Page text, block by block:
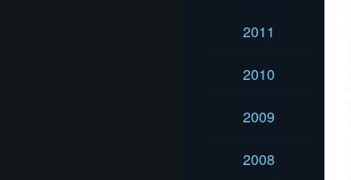
2011
2010
2009
2008